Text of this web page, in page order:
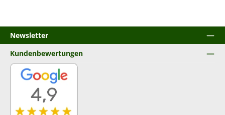
Newsletter
Kundenbewertungen